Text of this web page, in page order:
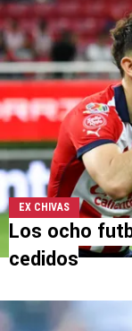
EX CHIVAS
Los ocho
cedidos